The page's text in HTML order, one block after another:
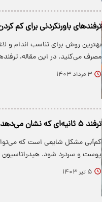
ترفندهای باورنکردنی برای کم
بهترین روش برای تناسب اندام و
مصرف می‌کنید. در این مقاله،
۳ مرداد ۱۴۰۳
ترفند ۵ ثانیه‌ای که نشان می‌دهد بدنتان کم‌آب شده است
کم‌آبی مشکل شایعی است که
پوست و سردرد شود.
۵ تیر ۱۴۰۳